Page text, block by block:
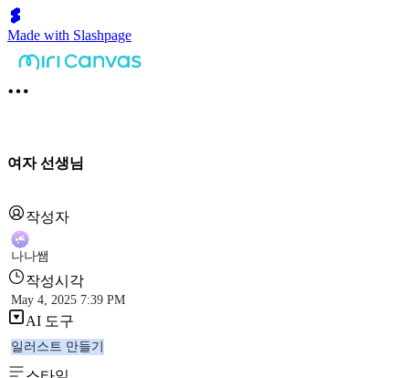
Made with Slashpage
여자 선생님
작성자
나나쌤
작성시각
May 4, 2025 7:39 PM
AI 도구
일러스트 만들기